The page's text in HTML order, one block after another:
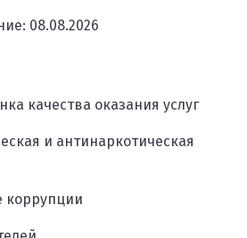
08.08.2026
качества оказания услуг
и антинаркотическая
коррупции